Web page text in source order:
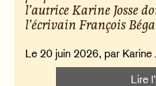
l’autrice Karine Josse
l’écrivain François
Le 20 juin 2026, par Karine
Lire